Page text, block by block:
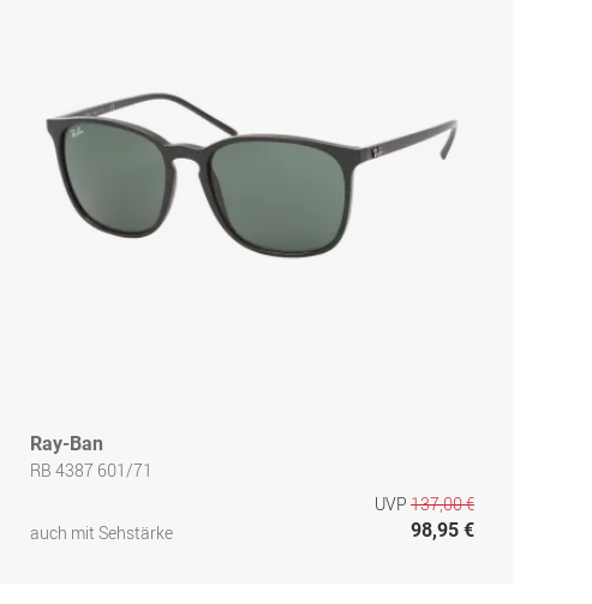
Ray-Ban
RB 4387 601/71
auch mit Sehstärke
UVP 137,00 €
98,95 €